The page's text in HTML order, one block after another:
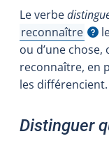
Le verbe
reconnaître
Afficher
ou d’une
reconnaître, en
les différencient.
Distinguer